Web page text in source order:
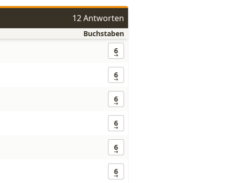
12 Antworten
Buchstaben
6
6
6
6
6
6